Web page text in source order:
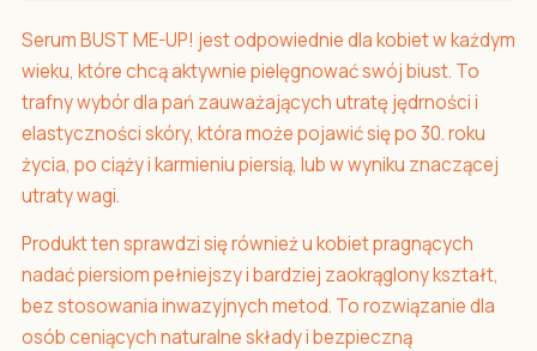
Serum BUST ME-UP! jest odpowiednie dla kobiet w każdym
wieku, które chcą aktywnie pielęgnować swój biust. To
trafny wybór dla pań zauważających utratę jędrności i
elastyczności skóry, która może pojawić się po 30. roku
życia, po ciąży i karmieniu piersią, lub w wyniku znaczącej
utraty wagi.
Produkt ten sprawdzi się również u kobiet pragnących
nadać piersiom pełniejszy i bardziej zaokrąglony kształt,
bez stosowania inwazyjnych metod. To rozwiązanie dla
osób ceniących naturalne składy i bezpieczną